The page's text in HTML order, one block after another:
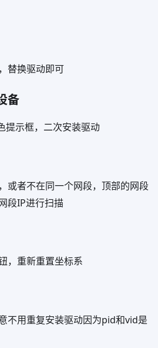
替换驱动即可
备
提示框，二次安装驱动
或者不在同一个网段，顶部的网段
段IP进行扫描
，重新重置坐标系
不用重复安装驱动因为pid和vid是